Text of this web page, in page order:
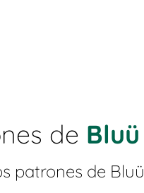
de Bluü
patrones de Bluü